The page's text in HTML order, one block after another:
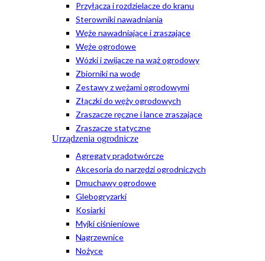
Przyłącza i rozdzielacze do kranu
Sterowniki nawadniania
Węże nawadniające i zraszające
Węże ogrodowe
Wózki i zwijacze na wąż ogrodowy
Zbiorniki na wodę
Zestawy z wężami ogrodowymi
Złączki do węży ogrodowych
Zraszacze ręczne i lance zraszające
Zraszacze statyczne
Urządzenia ogrodnicze
Agregaty prądotwórcze
Akcesoria do narzędzi ogrodniczych
Dmuchawy ogrodowe
Glebogryzarki
Kosiarki
Myjki ciśnieniowe
Nagrzewnice
Nożyce